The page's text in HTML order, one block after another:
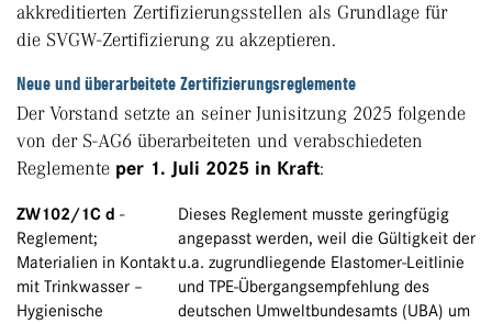
akkreditierten Zertifizierungsstellen als Grundlage für
die SVGW-Zertifizierung zu akzeptieren.
Neue und überarbeitete Zertifizierungsreglemente
Der Vorstand setzte an seiner Junisitzung 2025 folgende
von der S-AG6 überarbeiteten und verabschiedeten
Reglemente per 1. Juli 2025 in Kraft:
ZW102/1C d -
Reglement;
Materialien in Kontakt
mit Trinkwasser –
Hygienische
Dieses Reglement musste geringfügig
angepasst werden, weil die Gültigkeit der
u.a. zugrundliegende Elastomer-Leitlinie
und TPE-Übergangsempfehlung des
deutschen Umweltbundesamts (UBA) um